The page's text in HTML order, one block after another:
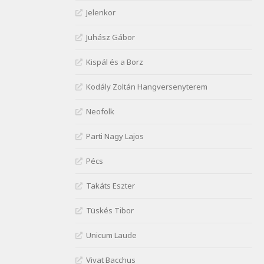
Janus Pannonius:
Névváltoztatásáról
Szélkiáltó
tavasszal
József Attila: Hajad az ujjamé
Szélkiáltó
Szélkiáltó
József Attila: Mikor az uccán
József Attila: Minden s
Szélkiáltó
József Attila: Mióta elmentél
Jelenkor
Juhász Gábor
Kispál és a Borz
Kodály Zoltán Hangversenyterem
Neofolk
Parti Nagy Lajos
Pécs
Takáts Eszter
Tüskés Tibor
Unicum Laude
Vivat Bacchus